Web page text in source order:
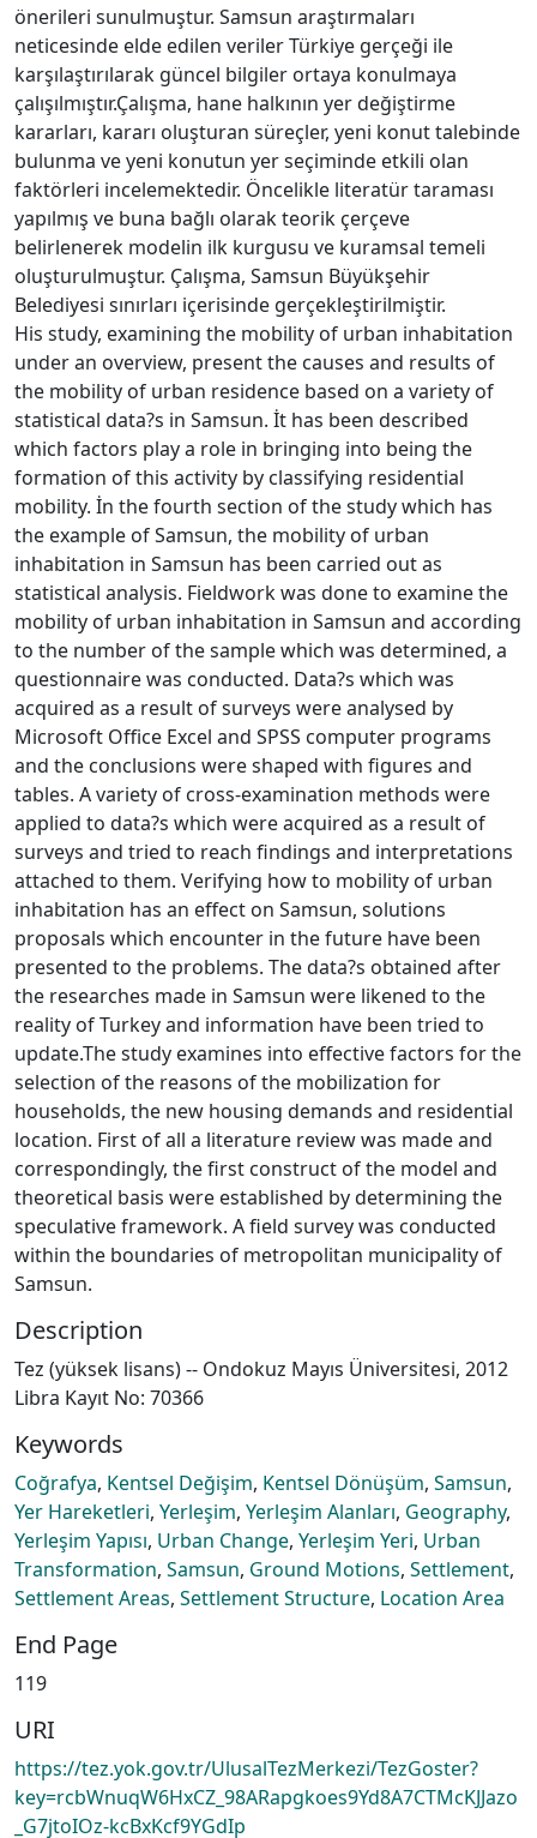
önerileri sunulmuştur. Samsun araştırmaları
neticesinde elde edilen veriler Türkiye gerçeği ile
karşılaştırılarak güncel bilgiler ortaya konulmaya
çalışılmıştır.Çalışma, hane halkının yer değiştirme
kararları, kararı oluşturan süreçler, yeni konut talebinde
bulunma ve yeni konutun yer seçiminde etkili olan
faktörleri incelemektedir. Öncelikle literatür taraması
yapılmış ve buna bağlı olarak teorik çerçeve
belirlenerek modelin ilk kurgusu ve kuramsal temeli
oluşturulmuştur. Çalışma, Samsun Büyükşehir
Belediyesi sınırları içerisinde gerçekleştirilmiştir.
His study, examining the mobility of urban inhabitation
under an overview, present the causes and results of
the mobility of urban residence based on a variety of
statistical data?s in Samsun. İt has been described
which factors play a role in bringing into being the
formation of this activity by classifying residential
mobility. İn the fourth section of the study which has
the example of Samsun, the mobility of urban
inhabitation in Samsun has been carried out as
statistical analysis. Fieldwork was done to examine the
mobility of urban inhabitation in Samsun and according
to the number of the sample which was determined, a
questionnaire was conducted. Data?s which was
acquired as a result of surveys were analysed by
Microsoft Office Excel and SPSS computer programs
and the conclusions were shaped with figures and
tables. A variety of cross-examination methods were
applied to data?s which were acquired as a result of
surveys and tried to reach findings and interpretations
attached to them. Verifying how to mobility of urban
inhabitation has an effect on Samsun, solutions
proposals which encounter in the future have been
presented to the problems. The data?s obtained after
the researches made in Samsun were likened to the
reality of Turkey and information have been tried to
update.The study examines into effective factors for the
selection of the reasons of the mobilization for
households, the new housing demands and residential
location. First of all a literature review was made and
correspondingly, the first construct of the model and
theoretical basis were established by determining the
speculative framework. A field survey was conducted
within the boundaries of metropolitan municipality of
Samsun.
Description
Tez (yüksek lisans) -- Ondokuz Mayıs Üniversitesi, 2012
Libra Kayıt No: 70366
Keywords
Coğrafya, Kentsel Değişim, Kentsel Dönüşüm, Samsun,
Yer Hareketleri, Yerleşim, Yerleşim Alanları, Geography,
Yerleşim Yapısı, Urban Change, Yerleşim Yeri, Urban
Transformation, Samsun, Ground Motions, Settlement,
Settlement Areas, Settlement Structure, Location Area
End Page
119
URI
https://tez.yok.gov.tr/UlusalTezMerkezi/TezGoster?
key=rcbWnuqW6HxCZ_98ARapgkoes9Yd8A7CTMcKJJazo
_G7jtoIOz-kcBxKcf9YGdIp